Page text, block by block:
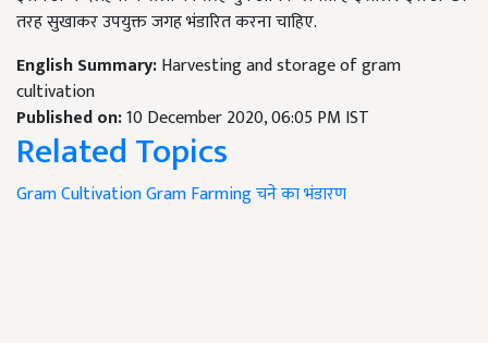
तरह सुखाकर उपयुक्त जगह भंडारित करना चाहिए.
English Summary:Harvesting and storage of gram
cultivation
Published on:10 December 2020, 06:05 PM IST
Related Topics
Gram CultivationGram Farmingचने का भंडारण